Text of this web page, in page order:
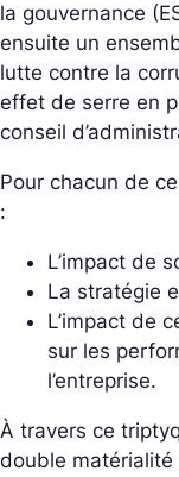
la gouvernance
ensuite un
lutte contre la
effet de serre en
conseil
Pour chacun de
:
L’impact de
La stratégie
L’impact de
sur les
l’entreprise.
À travers ce
double matérialité